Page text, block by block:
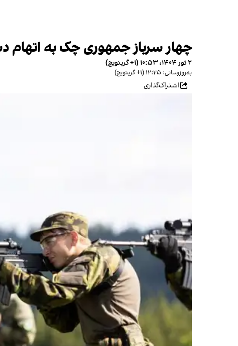
چهار سرباز جمهوری چک به
۲ ثور ۱۴۰۴، ۱۰:۵۳ (‎+۱ گرینویچ)
به‌روزرسانی: ۱۲:۲۵ (‎+۱ گرینویچ)
اشتراک‌گذاری